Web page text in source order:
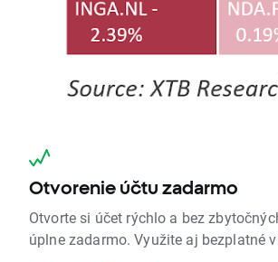
Otvorenie účtu zadarmo
Otvorte si účet rýchlo a bez
úplne zadarmo. Využite aj bezplatné